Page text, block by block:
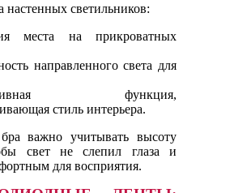
светильников:
места на прикроватных
направленного света для
функция,
стиль интерьера.
важно учитывать высоту
свет не слепил глаза и
для восприятия.